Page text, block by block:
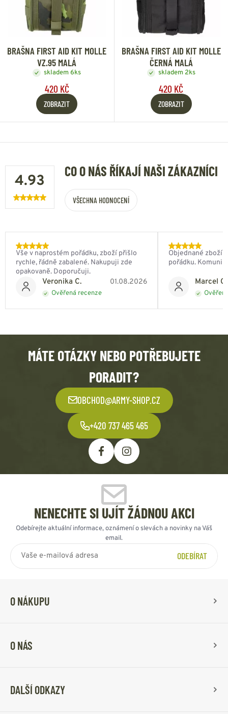
BRAŠNA FIRST AID KIT MOLLE
VZ.95 MALÁ
skladem 6ks
420 KČ
ZOBRAZIT
BRAŠNA FIRST AID KIT MOLLE
ČERNÁ MALÁ
skladem 2ks
420 KČ
ZOBRAZIT
4.93
CO O NÁS ŘÍKAJÍ NAŠI ZÁKAZNÍCI
VŠECHNA HODNOCENÍ
Veronika C. 01.08.2026
Ověřená recenze
Vše v naprostém pořádku, zboží přišlo
rychle, řádně zabalené. Nakupuji zde
opakovaně. Doporučuji.
Marcel
Objednané zboží
pořádku.
MÁTE OTÁZKY NEBO POTŘEBUJETE
PORADIT?
OBCHOD@ARMY-SHOP.CZ
+420 737 465 465
NENECHTE SI UJÍT ŽÁDNOU AKCI
Odebírejte aktuální informace, oznámení o slevách a novinky na Váš
email.
ODEBÍRAT
O NÁKUPU
O NÁS
DALŠÍ ODKAZY